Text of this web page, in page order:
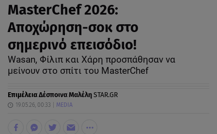
MasterChef 2026:
Αποχώρηση-σοκ στο
σημερινό επεισόδιο!
Wasan, Φίλιπ και Χάρη προσπάθησαν να
μείνουν στο σπίτι του MasterChef
ΕπιμέλειαΔέσποινα ΜαλέληSTAR.GR
19.05.26, 00:33 MEDIA